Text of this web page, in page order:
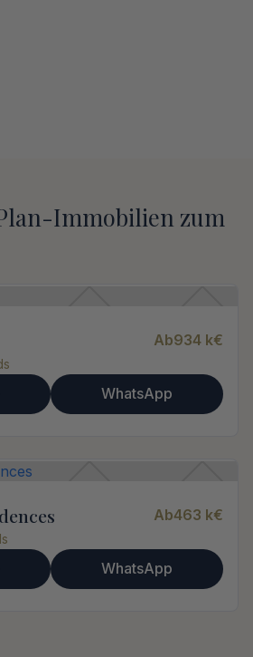
Immobilien zum
Ab934 k€
WhatsApp
Ab463 k€
WhatsApp